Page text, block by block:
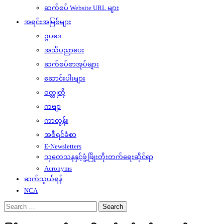
ဆက်စပ် Website URL များ
အရင်းအမြစ်များ
ဥပဒေ
အသိပညာပေး
ဆက်စပ်စာအုပ်များ
ဆောင်းပါးများ
ဝတ္ထုတို
ကဗျာ
ကာတွန်း
အစီရင်ခံစာ
E-Newsletters
သုတေသနနှင့်ဖွံ့ဖြိုးတိုးတက်ရေးဆိုင်ရာ
Acronyms
ဆက်သွယ်ရန်
NCA
Search
for: